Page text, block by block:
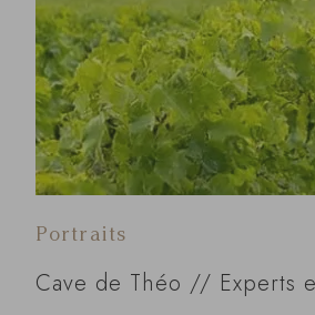
Portraits
Cave de Théo // Experts